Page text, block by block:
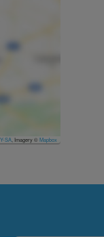
SA, Imagery ©Mapbox